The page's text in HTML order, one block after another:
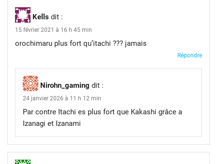
Kells dit :
15 février 2021 à 16 h 45 min
orochimaru plus fort qu’itachi ??? jamais
Répondre
Nirohn_gaming dit :
24 janvier 2026 à 11 h 12 min
Par contre Itachi es plus fort que Kakashi grâce a
Izanagi et Izanami